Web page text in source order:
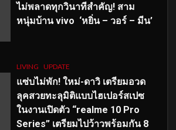
ไม่พลาดทุกวินาทีสำคัญ! สาม
หนุ่มบ้าน vivo ‘หยิ่น – วอร์ – มีน’
LIVING UPDATE
แซ่บไม่พัก! ใหม่-ดาวิ เตรียมอวด
ลุคสวยทะลุมิติแบบไฮเปอร์สเปซ
ในงานเปิดตัว “realme 10 Pro
Series” เตรียมไปว้าวพร้อมกัน 8